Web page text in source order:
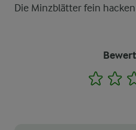
Die Minzblätter fein
1 2